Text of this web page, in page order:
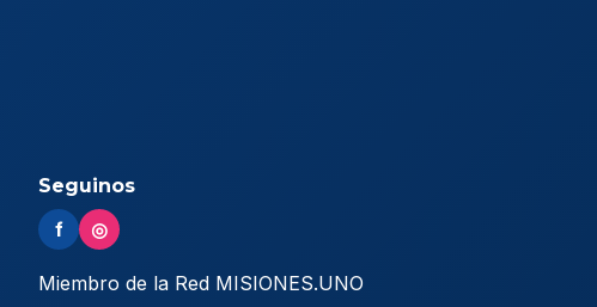
Seguinos
f ◎
Miembro de la Red MISIONES.UNO